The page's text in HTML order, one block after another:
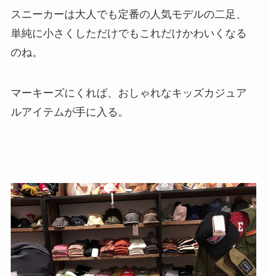
スニーカーは大人でも定番の人気モデルの二足、
単純に小さくしただけでもこれだけかわいくなる
のね。
マーキーズにくれば、おしゃれなキッズカジュア
ルアイテムが手に入る。